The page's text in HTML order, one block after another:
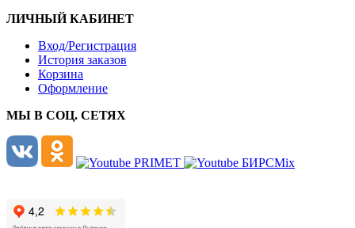
ЛИЧНЫЙ КАБИНЕТ
Вход/Регистрация
История заказов
Корзина
Оформление
МЫ В СОЦ. СЕТЯХ